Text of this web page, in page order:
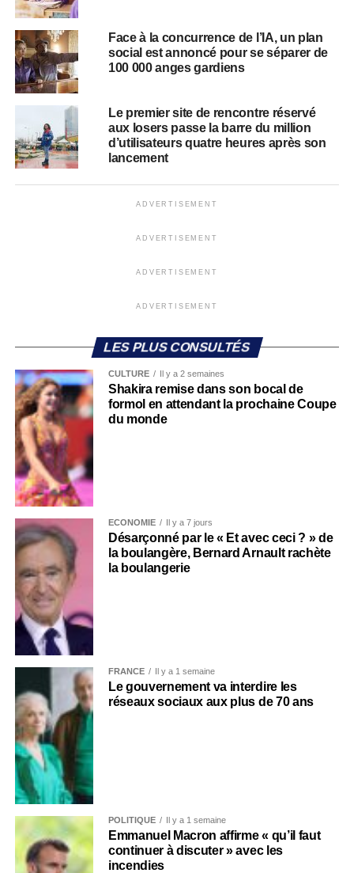
Face à la concurrence de l’IA, un plan
social est annoncé pour se séparer de
100 000 anges gardiens
Le premier site de rencontre réservé
aux losers passe la barre du million
d’utilisateurs quatre heures après son
lancement
ADVERTISEMENT
ADVERTISEMENT
ADVERTISEMENT
ADVERTISEMENT
LES PLUS CONSULTÉS
CULTURE Il y a 2 semaines
Shakira remise dans son bocal de
formol en attendant la prochaine Coupe
du monde
ECONOMIE Il y a 7 jours
Désarçonné par le « Et avec ceci ? » de
la boulangère, Bernard Arnault rachète
la boulangerie
FRANCE Il y a 1 semaine
Le gouvernement va interdire les
réseaux sociaux aux plus de 70 ans
POLITIQUE Il y a 1 semaine
Emmanuel Macron affirme « qu’il faut
continuer à discuter » avec les
incendies